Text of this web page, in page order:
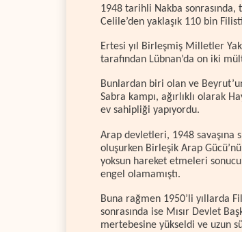
1948 tarihli Nakba sonrasında,
Celile’den yaklaşık 110 bin
Ertesi yıl Birleşmiş Milletler
tarafından Lübnan’da on iki
Bunlardan biri olan ve
Sabra kampı, ağırlıklı olarak
ev sahipliği yapıyordu.
Arap devletleri, 1948 savaşına
oluşurken Birleşik Arap
yoksun hareket etmeleri
engel olamamıştı.
Buna rağmen 1950’li yıllarda
sonrasında ise Mısır Devlet
mertebesine yükseldi ve uzun